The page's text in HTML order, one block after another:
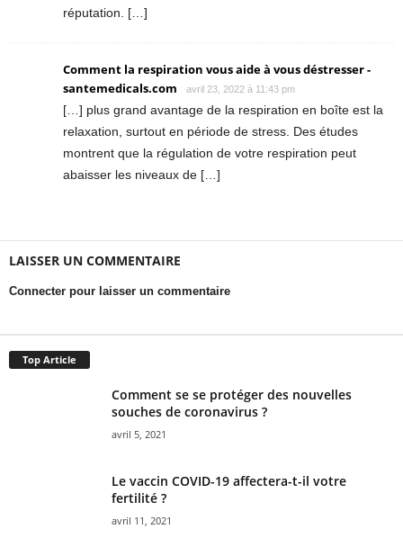
réputation. […]
Comment la respiration vous aide à vous déstresser -
santemedicals.com
avril 23, 2022 à 11:43 pm
[…] plus grand avantage de la respiration en boîte est la
relaxation, surtout en période de stress. Des études
montrent que la régulation de votre respiration peut
abaisser les niveaux de […]
LAISSER UN COMMENTAIRE
Connecter pour laisser un commentaire
Top Article
Comment se se protéger des nouvelles
souches de coronavirus ?
avril 5, 2021
Le vaccin COVID-19 affectera-t-il votre
fertilité ?
avril 11, 2021